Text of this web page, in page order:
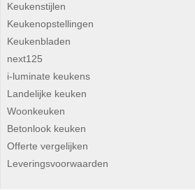
Keukenstijlen
Keukenopstellingen
Keukenbladen
next125
i-luminate keukens
Landelijke keuken
Woonkeuken
Betonlook keuken
Offerte vergelijken
Leveringsvoorwaarden